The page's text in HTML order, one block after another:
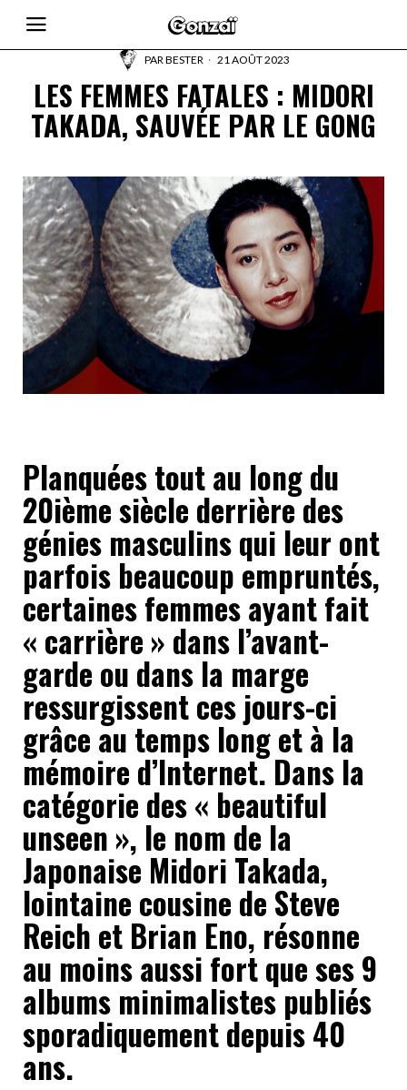
PARBESTER 21 AOÛT 2023
LES FEMMES FATALES : MIDORI
TAKADA, SAUVÉE PAR LE GONG
Planquées tout au long du
20ième siècle derrière des
génies masculins qui leur ont
parfois beaucoup empruntés,
certaines femmes ayant fait
« carrière » dans l’avant-
garde ou dans la marge
ressurgissent ces jours-ci
grâce au temps long et à la
mémoire d’Internet. Dans la
catégorie des « beautiful
unseen », le nom de la
Japonaise Midori Takada,
lointaine cousine de Steve
Reich et Brian Eno, résonne
au moins aussi fort que ses 9
albums minimalistes publiés
sporadiquement depuis 40
ans.